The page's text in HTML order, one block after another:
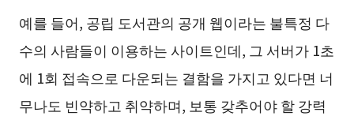
예를 들어, 공립 도서관의 공개 웹이라는 불특정 다
수의 사람들이 이용하는 사이트인데, 그 서버가 1초
에 1회 접속으로 다운되는 결함을 가지고 있다면 너
무나도 빈약하고 취약하며, 보통 갖추어야 할 강력